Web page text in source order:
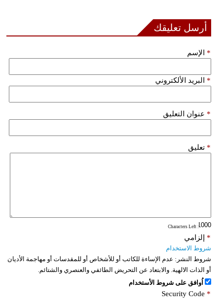
أرسل تعليقك
الإسم *
البريد الألكتروني *
عنوان التعليق *
تعليق *
: Characters Left
إلزامي *
شروط الاستخدام
شروط النشر: عدم الإساءة للكاتب أو للأشخاص أو للمقدسات أو مهاجمة الأديان
أو الذات الالهية. والابتعاد عن التحريض الطائفي والعنصري والشتائم.
اُوافق على شروط الأستخدام
Security Code *